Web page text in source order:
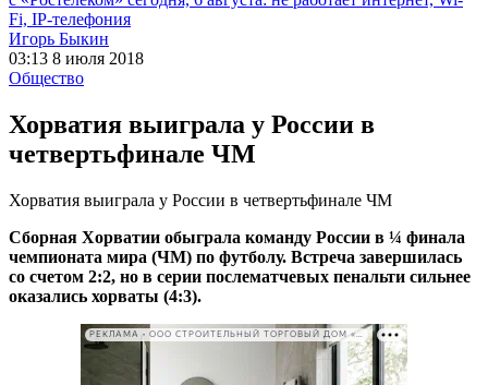
Fi, IP-телефония
Игорь Быкин
03:13 8 июля 2018
Общество
Хорватия выиграла у России в
четвертьфинале ЧМ
Хорватия выиграла у России в четвертьфинале ЧМ
Сборная Хорватии обыграла команду России в ¼ финала
чемпионата мира (ЧМ) по футболу. Встреча завершилась
со счетом 2:2, но в серии послематчевых пенальти сильнее
оказались хорваты (4:3).
РЕКЛАМА • ООО СТРОИТЕЛЬНЫЙ ТОРГОВЫЙ ДОМ «ПЕТРОВИЧ». ИНН: 7802348846